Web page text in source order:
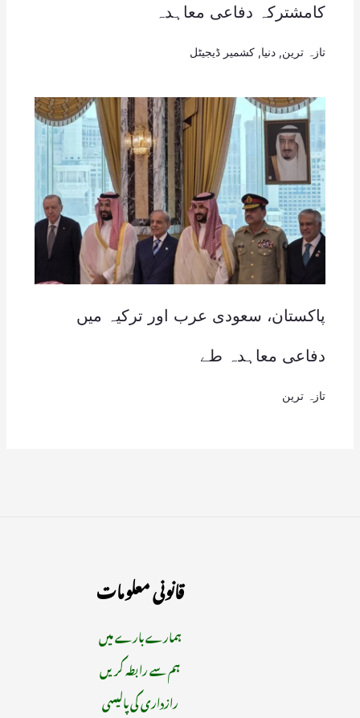
کامشترکہ دفاعی معاہدہ
تازہ ترین دنیا کشمیر ڈیجیٹل
پاکستان، سعودی عرب اور ترکیہ میں
دفاعی معاہدہ طے
تازہ ترین
قانونی معلومات
ہمارے بارے میں
ہم سے رابطہ کریں
رازداری کی پالیسی